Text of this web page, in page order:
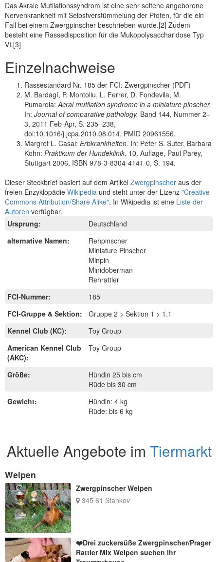
Das Akrale Mutilationssyndrom ist eine sehr seltene angeborene
Nervenkrankheit mit Selbstverstümmelung der Pfoten, für die ein
Fall bei einem Zwergpinscher beschrieben wurde.[2] Zudem
besteht eine Rassedisposition für die Mukopolysaccharidose Typ
VI.[3]
Einzelnachweise
Rassestandard Nr. 185 der FCI: Zwergpinscher (PDF)
M. Bardagí, P. Montoliu, L. Ferrer, D. Fondevila, M.
Pumarola:Acral mutilation syndrome in a miniature pinscher.
In: Journal of comparative pathology. Band 144, Nummer 2–
3, 2011 Feb-Apr, S. 235–238,
doi:10.1016/j.jcpa.2010.08.014, PMID 20961556.
Margret L. Casal: Erbkrankheiten. In: Peter S. Suter, Barbara
Kohn: Praktikum der Hundeklinik. 10. Auflage, Paul Parey,
Stuttgart 2006, ISBN 978-3-8304-4141-0, S. 194.
Dieser Steckbrief basiert auf dem Artikel Zwergpinscher aus der
freien Enzyklopädie Wikipedia und steht unter der Lizenz "Creative
Commons Attribution/Share Alike". In Wikipedia ist eine Liste der
Autoren verfügbar.
Ursprung:
Deutschland
alternative Namen:
Rehpinscher
Miniature Pinscher
Minpin
Minidoberman
Rehrattler
FCI-Nummer:
185
FCI-Gruppe & Sektion:
Gruppe 2 > Sektion 1 > 1.1
Kennel Club (KC):
Toy Group
American Kennel Club
(AKC):
Toy Group
Größe:
Hündin 25 bis cm
Rüde bis 30 cm
Gewicht:
Hündin: 4 kg
Rüde: bis 6 kg
Aktuelle Angebote im Tiermarkt
Welpen
Zwergpinscher Welpen
345 61 Stankov
❤️Drei zuckersüße Zwergpinscher/Prager
Rattler Mix Welpen suchen ihr